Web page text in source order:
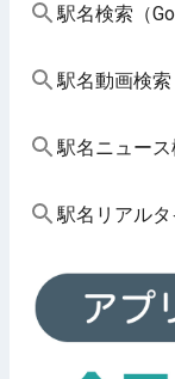
駅名検索（
駅名動画検索
駅名ニュース
駅名リアルタ